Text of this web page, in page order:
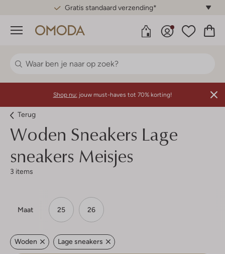
Gratis standaard verzending*
Menu
Shop nu: jouw must-haves tot 70% korting!
Terug
Woden Sneakers Lage
sneakers Meisjes
3 items
Maat 25 26
Woden Lage sneakers